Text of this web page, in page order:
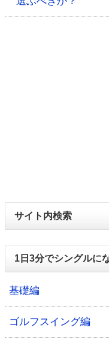
サイト内検索
1日3分でシングルに
基礎編
ゴルフスイング編